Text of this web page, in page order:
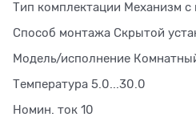
Тип комплектации Механизм с
Способ монтажа Скрытой
Модель/исполнение
Температура 5.0...30.0
Номин. ток 10